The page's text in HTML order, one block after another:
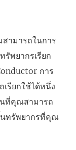
ามารถในการ
พยากรเรียก
การ
รียกใช้ได้หนึ่ง
นที่คุณสามารถ
นทรัพยากรที่คุณ